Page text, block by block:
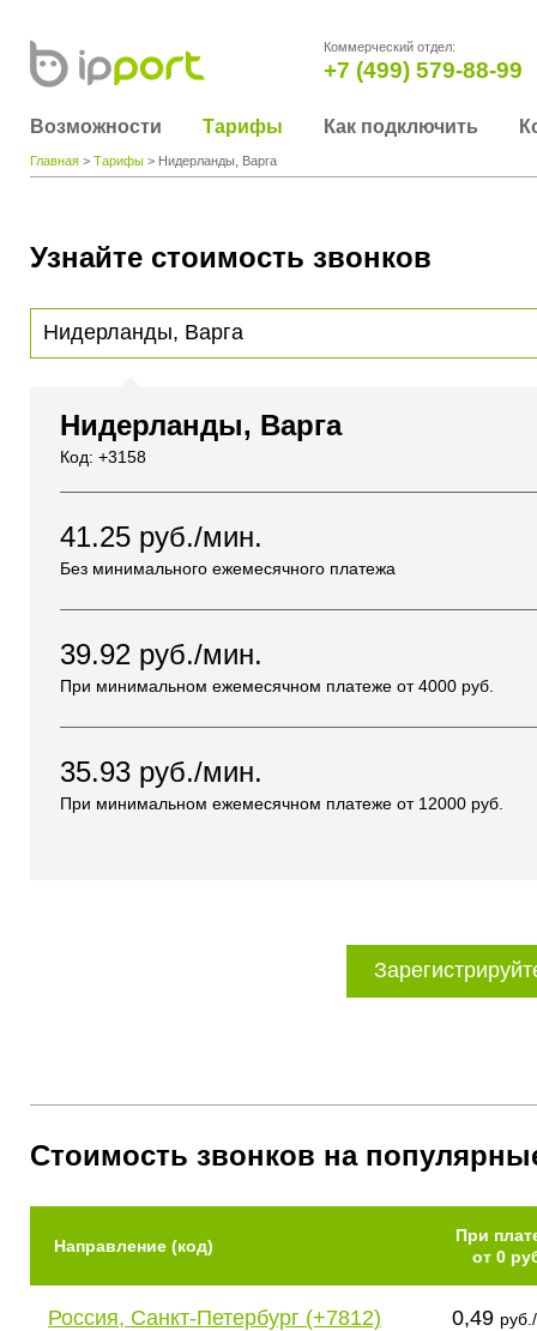
Коммерческий отдел:
+7 (499) 579-88-99
Возможности Тарифы Как подключить
Главная > Тарифы > Нидерланды, Варга
Узнайте стоимость звонков
Нидерланды, Варга
Код: +3158
41.25 руб./мин.
Без минимального ежемесячного платежа
39.92 руб./мин.
При минимальном ежемесячном платеже от4000 руб.
35.93 руб./мин.
При минимальном ежемесячном платеже от 12000 руб.
Стоимость звонков на
Направление (код)
При
от 0
Россия, Санкт-Петербург (+7812) 0,49